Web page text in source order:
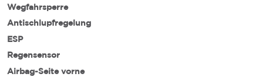
Wegfahrsperre
Antischlupfregelung
ESP
Regensensor
Airbag-Seite vorne